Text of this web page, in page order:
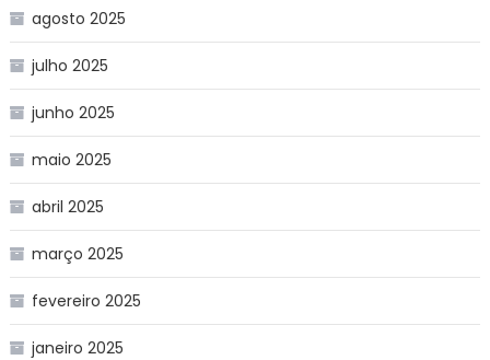
agosto 2025
julho 2025
junho 2025
maio 2025
abril 2025
março 2025
fevereiro 2025
janeiro 2025